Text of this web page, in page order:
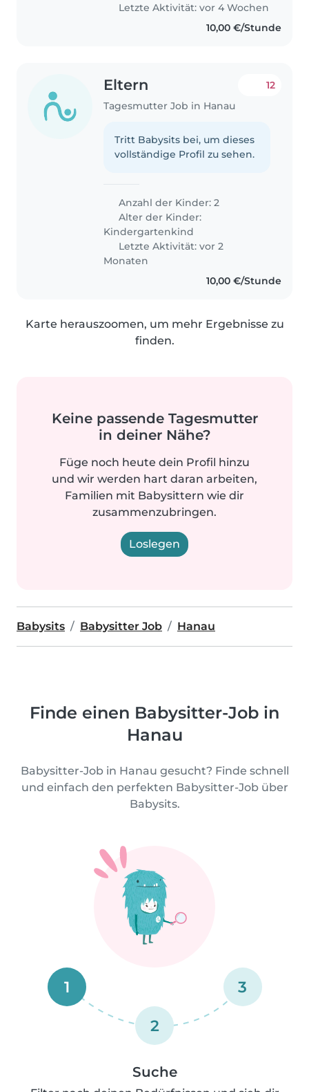
Letzte Aktivität: vor 4 Wochen
10,00 €/Stunde
Eltern
Tagesmutter Job in Hanau
12
Tritt Babysits bei, um dieses
vollständige Profil zu sehen.
Anzahl der Kinder: 2
Alter der Kinder:
Kindergartenkind
Letzte Aktivität: vor 2
Monaten
10,00 €/Stunde
Karte herauszoomen, um mehr Ergebnisse zu
finden.
Keine passende Tagesmutter
in deiner Nähe?
Füge noch heute dein Profil hinzu
und wir werden hart daran arbeiten,
Familien mit Babysittern wie dir
zusammenzubringen.
Loslegen
Babysits Babysitter Job Hanau
Finde einen Babysitter-Job in
Hanau
Babysitter-Job in Hanau gesucht? Finde schnell
und einfach den perfekten Babysitter-Job über
Babysits.
1
2
3
Suche